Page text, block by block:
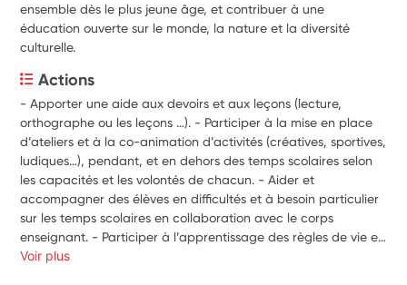
ensemble dès le plus jeune âge, et contribuer à une
éducation ouverte sur le monde, la nature et la diversité
culturelle.
Actions
- Apporter une aide aux devoirs et aux leçons (lecture,
orthographe ou les leçons …). - Participer à la mise en place
d’ateliers et à la co-animation d’activités (créatives, sportives,
ludiques…), pendant, et en dehors des temps scolaires selon
les capacités et les volontés de chacun. - Aider et
accompagner des élèves en difficultés et à besoin particulier
sur les temps scolaires en collaboration avec le corps
enseignant. - Participer à l’apprentissage des règles de vie en
collectivité. - Collaborer aux projets de spectacle en cours de
Voir plus